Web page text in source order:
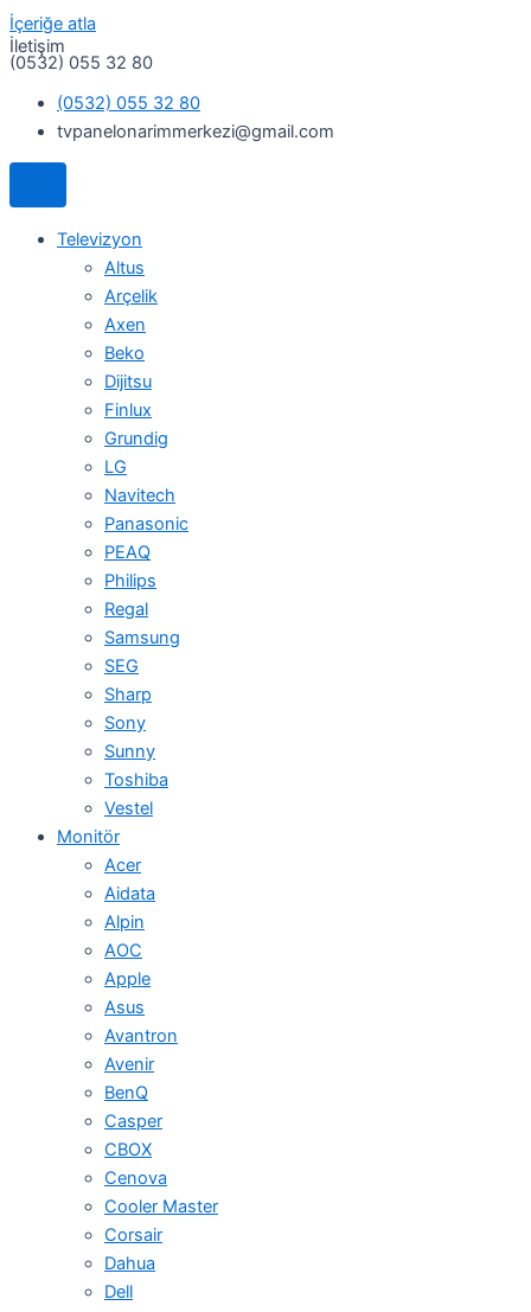
İçeriğe atla
İletişim
(0532) 055 32 80
(0532) 055 32 80
tvpanelonarimmerkezi@gmail.com
Televizyon
Altus
Arçelik
Axen
Beko
Dijitsu
Finlux
Grundig
LG
Navitech
Panasonic
PEAQ
Philips
Regal
Samsung
SEG
Sharp
Sony
Sunny
Toshiba
Vestel
Monitör
Acer
Aidata
Alpin
AOC
Apple
Asus
Avantron
Avenir
BenQ
Casper
CBOX
Cenova
Cooler Master
Corsair
Dahua
Dell